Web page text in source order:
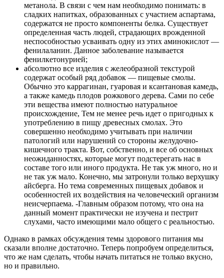
метанола. В связи с чем нам необходимо понимать: в
сладких напитках, образованных с участием аспартама,
содержатся не просто компоненты белка. Существует
определенная часть людей, страдающих врожденной
неспособностью усваивать одну из этих аминокислот —
фенилаланин. Данное заболевание называется
фенилкетонурией;
абсолютно все изделия с желеобразной текстурой
содержат особый ряд добавок — пищевые смолы.
Обычно это каррагинан, гуаровая и ксантановая камедь,
а также камедь плодов рожкового дерева. Сами по себе
эти вещества имеют полностью натуральное
происхождение, Тем не менее речь идет о пригодных к
употреблению в пищу древесных смолах. Это
совершенно необходимо учитывать при наличии
патологий или нарушений со стороны желудочно-
кишечного тракта. Вот, собственно, и все об основных
неожиданностях, которые могут подстерегать нас в
составе того или иного продукта. Не так уж много, но и
не так уж мало. Конечно, мы затронули только верхушку
айсберга. Но тема современных пищевых добавок и
особенностей их воздействия на человеческий организм
неисчерпаема. -Главным образом потому, что она на
данный момент практически не изучена и пестрит
слухами, часто имеющими мало общего с реальностью.
Однако в рамках обсуждения темы здорового питания мы
сказали вполне достаточно. Теперь попробуем определиться,
что же нам сделать, чтобы начать питаться не только вкусно,
но и правильно.